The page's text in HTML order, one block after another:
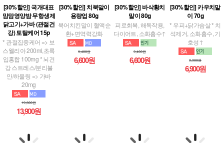
닭고기+가바 (관절건
강) 토탈케어 15p
* 관절집중케어 => 보
스웰리아 200ml,초록
입홍합 100mg * 뇌건
강 스트레스/분리불
안/하울링 => 가바
20mg
19,800원
13,900원
북어치킨말이 혈액순
환+면역력강화
9,400원
6,600원
피로회복, 해독작용,
다이어트, 소화흡수↑
9,400원
6,600원
이 70g
* 우피+닭가슴살 * 치
석제거, 소화흡수, 기
호성↑
9,900원
6,900원